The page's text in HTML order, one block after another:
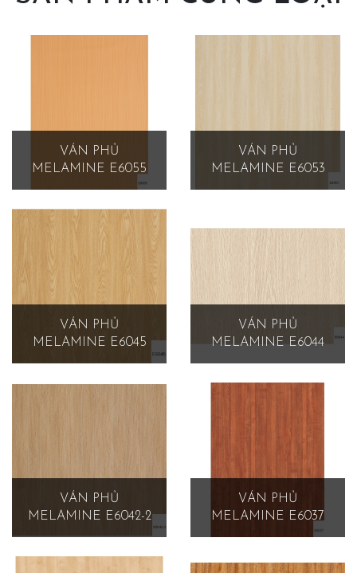
VÁN PHỦ
MELAMINE E6055
VÁN PHỦ
MELAMINE E6053
VÁN PHỦ
MELAMINE E6045
VÁN PHỦ
MELAMINE E6044
VÁN PHỦ
MELAMINE E6042-2
VÁN PHỦ
MELAMINE E6037